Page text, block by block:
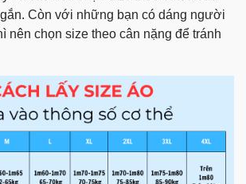
Còn với những bạn có dáng người
nên chọn size theo cân nặng để tránh